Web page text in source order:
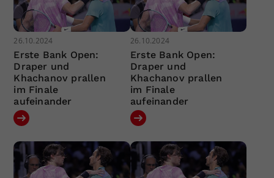
26.10.2024
Erste Bank Open:
Draper und
Khachanov prallen
im Finale
aufeinander
26.10.2024
Erste Bank Open:
Draper und
Khachanov prallen
im Finale
aufeinander